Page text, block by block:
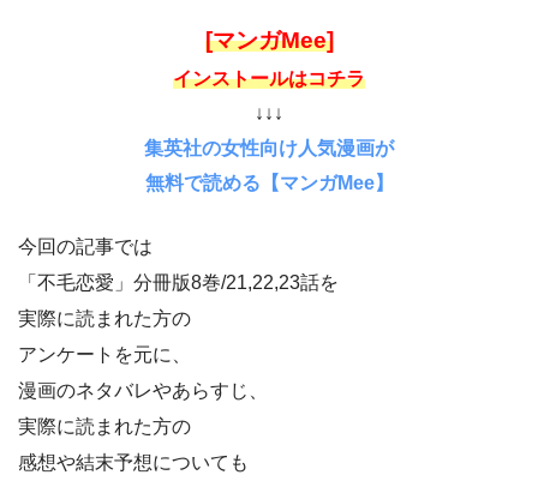
[マンガMee]
インストールはコチラ
↓↓↓
集英社の女性向け人気漫画が
無料で読める【マンガMee】
今回の記事では
「不毛恋愛」分冊版8巻/21,22,23話を
実際に読まれた方の
アンケートを元に、
漫画のネタバレやあらすじ、
実際に読まれた方の
感想や結末予想についても